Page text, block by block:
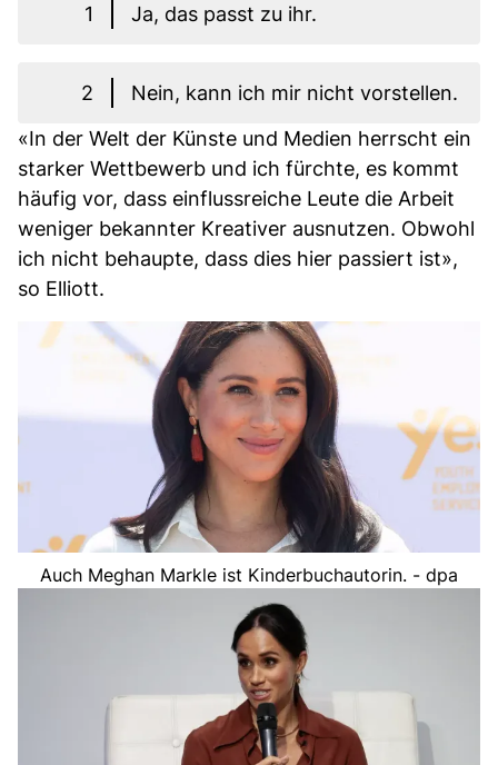
1 Ja, das passt zu ihr.
2
Nein, kann ich mir nicht vorstellen.
«In der Welt der Künste und Medien herrscht ein
starker Wettbewerb und ich fürchte, es kommt
häufig vor, dass einflussreiche Leute die Arbeit
weniger bekannter Kreativer ausnutzen. Obwohl
ich nicht behaupte, dass dies hier passiert ist»,
so Elliott.
Auch Meghan Markle ist Kinderbuchautorin. - dpa